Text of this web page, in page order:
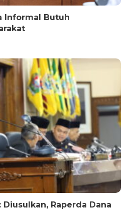
Informal Butuh
Diusulkan, Raperda Dana